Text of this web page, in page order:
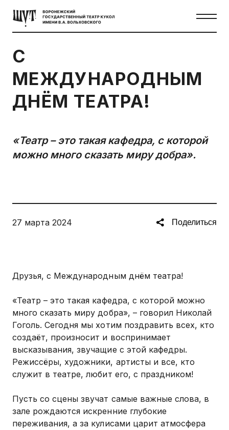
С
МЕЖДУНАРОДНЫМ
ДНЁМ ТЕАТРА!
«Театр – это такая кафедра, с которой
можно много сказать миру добра».
27 марта 2024 Поделиться
Друзья, с Международным днём театра!
«Театр – это такая кафедра, с которой можно
много сказать миру добра», – говорил Николай
Гоголь. Сегодня мы хотим поздравить всех, кто
создаёт, произносит и воспринимает
высказывания, звучащие с этой кафедры.
Режиссёры, художники, артисты и все, кто
служит в театре, любит его, с праздником!
Пусть со сцены звучат самые важные слова, в
зале рождаются искренние глубокие
переживания, а за кулисами царит атмосфера